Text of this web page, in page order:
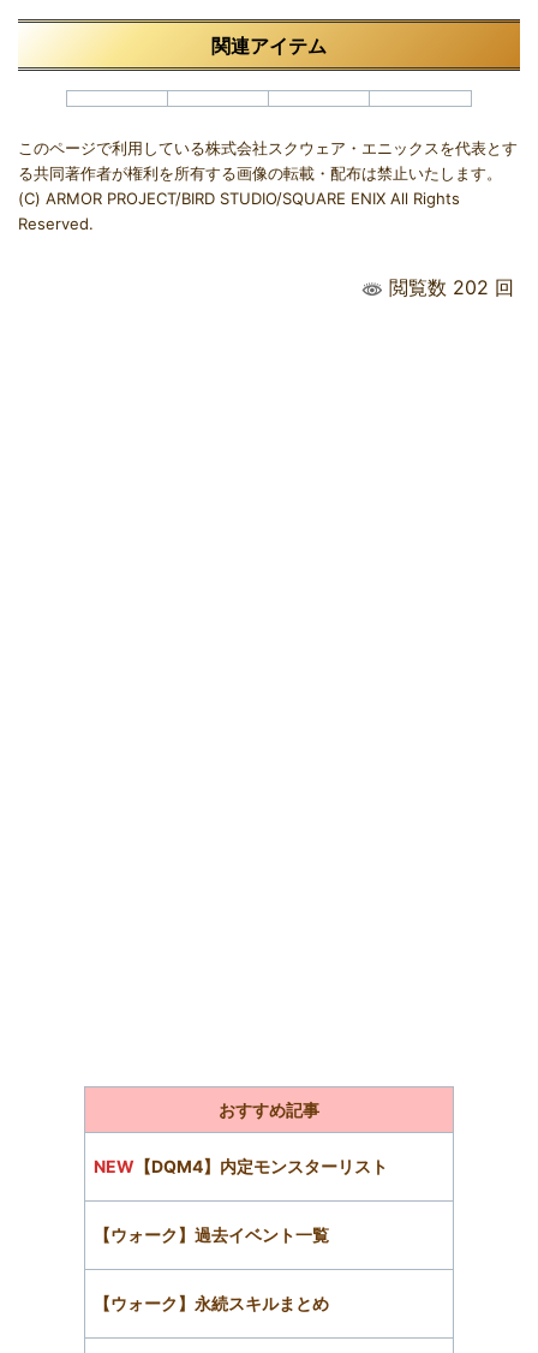
関連アイテム
このページで利用している株式会社スクウェア・エニックスを代表とす
る共同著作者が権利を所有する画像の転載・配布は禁止いたします。
(C) ARMOR PROJECT/BIRD STUDIO/SQUARE ENIX All Rights
Reserved.
閲覧数 202 回
おすすめ記事
NEW 【DQM4】内定モンスターリスト
【ウォーク】過去イベント一覧
【ウォーク】永続スキルまとめ